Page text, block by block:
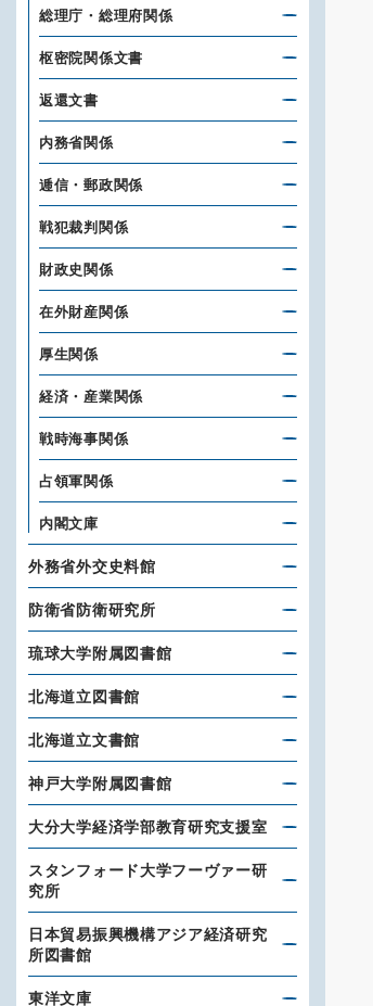
総理庁・総理府関係
枢密院関係文書
返還文書
内務省関係
逓信・郵政関係
戦犯裁判関係
財政史関係
在外財産関係
厚生関係
経済・産業関係
戦時海事関係
占領軍関係
内閣文庫
外務省外交史料館
防衛省防衛研究所
琉球大学附属図書館
北海道立図書館
北海道立文書館
神戸大学附属図書館
大分大学経済学部教育研究支援室
スタンフォード大学フーヴァー研
究所
日本貿易振興機構アジア経済研究
所図書館
東洋文庫